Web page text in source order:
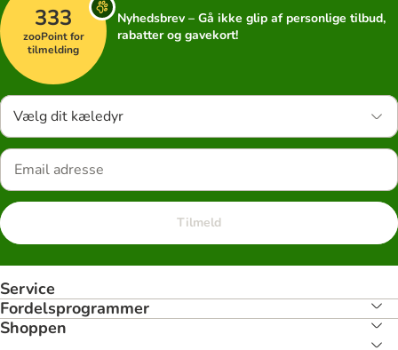
333
zooPoint for
tilmelding
Nyhedsbrev – Gå ikke glip af personlige tilbud,
rabatter og gavekort!
Vælg dit kæledyr
Tilmeld
Service
Fordelsprogrammer
Shoppen